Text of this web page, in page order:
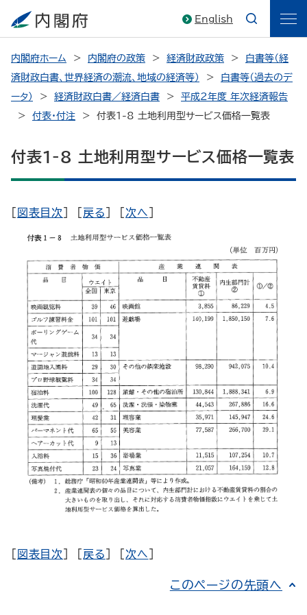
English
内閣府ホーム 内閣府の政策 経済財政政策
白書等（経
済財政白書、世界経済の潮流、地域の経済等）
白書等（過去のデ
ータ）
経済財政白書／経済白書
平成2年度 年次経済報告
付表・付注
付表1-8 土地利用型サービス価格一覧表
付表1-8 土地利用型サービス価格一覧表
図表目次 戻る ] [次へ
図表目次 戻る ] [次へ
このページの先頭へ